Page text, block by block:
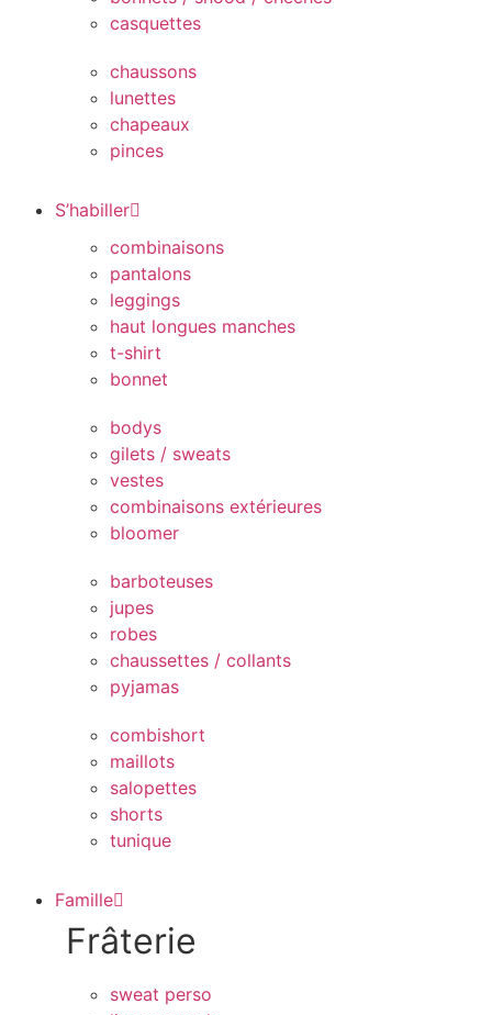
casquettes
chaussons
lunettes
chapeaux
pinces
S’habiller
combinaisons
pantalons
leggings
haut longues manches
t-shirt
bonnet
bodys
gilets / sweats
vestes
combinaisons extérieures
bloomer
barboteuses
jupes
robes
chaussettes / collants
pyjamas
combishort
maillots
salopettes
shorts
tunique
Famille
Frâterie
sweat perso